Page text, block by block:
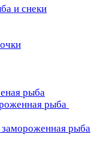
и снеки
рыба
рыба
рыба